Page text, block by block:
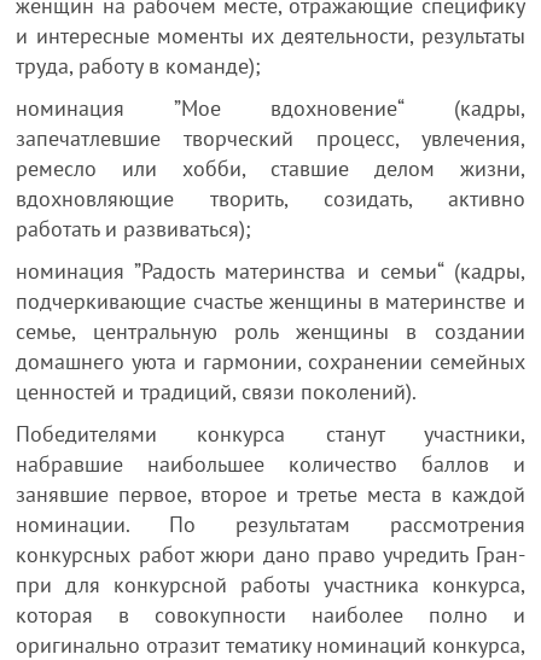
и интересные моменты их деятельности, результаты
труда, работу в команде);
номинация ”Мое вдохновение“ (кадры,
запечатлевшие творческий процесс, увлечения,
ремесло или хобби, ставшие делом жизни,
вдохновляющие творить, созидать, активно
работать и развиваться);
номинация ”Радость материнства и семьи“ (кадры,
подчеркивающие счастье женщины в материнстве и
семье, центральную роль женщины в создании
домашнего уюта и гармонии, сохранении семейных
ценностей и традиций, связи поколений).
Победителями конкурса станут участники,
набравшие наибольшее количество баллов и
занявшие первое, второе и третье места в каждой
номинации. По результатам рассмотрения
конкурсных работ жюри дано право учредить Гран-
при для конкурсной работы участника конкурса,
которая в совокупности наиболее полно и
оригинально отразит тематику номинаций конкурса,